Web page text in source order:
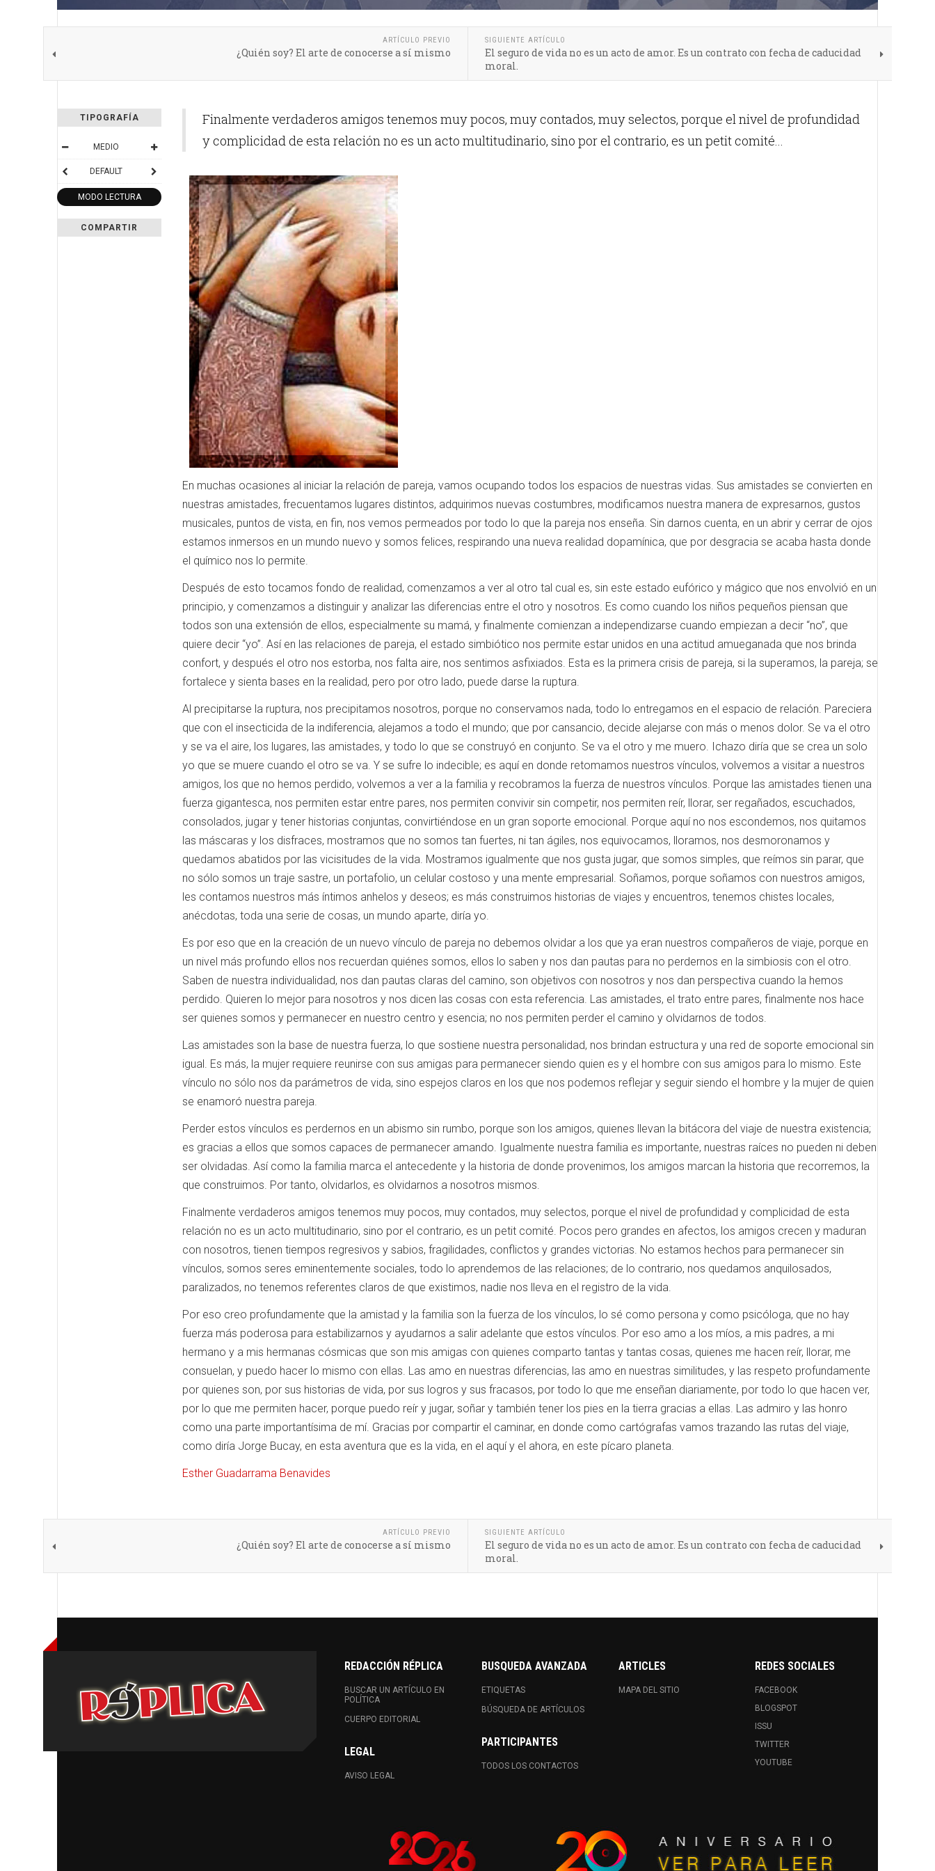
ARTÍCULO PREVIO
¿Quién soy? El arte de conocerse a sí mismo
SIGUIENTE ARTÍCULO
El seguro de vida no es un acto de amor. Es un contrato con fecha de caducidad
moral.
TIPOGRAFÍA
MEDIO
DEFAULT
MODO LECTURA
COMPARTIR
Finalmente verdaderos amigos tenemos muy pocos, muy contados, muy selectos, porque el nivel de profundidad
y complicidad de esta relación no es un acto multitudinario, sino por el contrario, es un petit comité...
En muchas ocasiones al iniciar la relación de pareja, vamos ocupando todos los espacios de nuestras vidas. Sus amistades se convierten en
nuestras amistades, frecuentamos lugares distintos, adquirimos nuevas costumbres, modificamos nuestra manera de expresarnos, gustos
musicales, puntos de vista, en fin, nos vemos permeados por todo lo que la pareja nos enseña. Sin darnos cuenta, en un abrir y cerrar de ojos
estamos inmersos en un mundo nuevo y somos felices, respirando una nueva realidad dopamínica, que por desgracia se acaba hasta donde
el químico nos lo permite.
Después de esto tocamos fondo de realidad, comenzamos a ver al otro tal cual es, sin este estado eufórico y mágico que nos envolvió en un
principio, y comenzamos a distinguir y analizar las diferencias entre el otro y nosotros. Es como cuando los niños pequeños piensan que
todos son una extensión de ellos, especialmente su mamá, y finalmente comienzan a independizarse cuando empiezan a decir “no”, que
quiere decir “yo”. Así en las relaciones de pareja, el estado simbiótico nos permite estar unidos en una actitud amueganada que nos brinda
confort, y después el otro nos estorba, nos falta aire, nos sentimos asfixiados. Esta es la primera crisis de pareja, si la superamos, la pareja; se
fortalece y sienta bases en la realidad, pero por otro lado, puede darse la ruptura.
Al precipitarse la ruptura, nos precipitamos nosotros, porque no conservamos nada, todo lo entregamos en el espacio de relación. Pareciera
que con el insecticida de la indiferencia, alejamos a todo el mundo; que por cansancio, decide alejarse con más o menos dolor. Se va el otro
y se va el aire, los lugares, las amistades, y todo lo que se construyó en conjunto. Se va el otro y me muero. Ichazo diría que se crea un solo
yo que se muere cuando el otro se va. Y se sufre lo indecible; es aquí en donde retomamos nuestros vínculos, volvemos a visitar a nuestros
amigos, los que no hemos perdido, volvemos a ver a la familia y recobramos la fuerza de nuestros vínculos. Porque las amistades tienen una
fuerza gigantesca, nos permiten estar entre pares, nos permiten convivir sin competir, nos permiten reír, llorar, ser regañados, escuchados,
consolados, jugar y tener historias conjuntas, convirtiéndose en un gran soporte emocional. Porque aquí no nos escondemos, nos quitamos
las máscaras y los disfraces, mostramos que no somos tan fuertes, ni tan ágiles, nos equivocamos, lloramos, nos desmoronamos y
quedamos abatidos por las vicisitudes de la vida. Mostramos igualmente que nos gusta jugar, que somos simples, que reímos sin parar, que
no sólo somos un traje sastre, un portafolio, un celular costoso y una mente empresarial. Soñamos, porque soñamos con nuestros amigos,
les contamos nuestros más íntimos anhelos y deseos; es más construimos historias de viajes y encuentros, tenemos chistes locales,
anécdotas, toda una serie de cosas, un mundo aparte, diría yo.
Es por eso que en la creación de un nuevo vínculo de pareja no debemos olvidar a los que ya eran nuestros compañeros de viaje, porque en
un nivel más profundo ellos nos recuerdan quiénes somos, ellos lo saben y nos dan pautas para no perdernos en la simbiosis con el otro.
Saben de nuestra individualidad, nos dan pautas claras del camino, son objetivos con nosotros y nos dan perspectiva cuando la hemos
perdido. Quieren lo mejor para nosotros y nos dicen las cosas con esta referencia. Las amistades, el trato entre pares, finalmente nos hace
ser quienes somos y permanecer en nuestro centro y esencia; no nos permiten perder el camino y olvidarnos de todos.
Las amistades son la base de nuestra fuerza, lo que sostiene nuestra personalidad, nos brindan estructura y una red de soporte emocional sin
igual. Es más, la mujer requiere reunirse con sus amigas para permanecer siendo quien es y el hombre con sus amigos para lo mismo. Este
vínculo no sólo nos da parámetros de vida, sino espejos claros en los que nos podemos reflejar y seguir siendo el hombre y la mujer de quien
se enamoró nuestra pareja.
Perder estos vínculos es perdernos en un abismo sin rumbo, porque son los amigos, quienes llevan la bitácora del viaje de nuestra existencia;
es gracias a ellos que somos capaces de permanecer amando. Igualmente nuestra familia es importante, nuestras raíces no pueden ni deben
ser olvidadas. Así como la familia marca el antecedente y la historia de donde provenimos, los amigos marcan la historia que recorremos, la
que construimos. Por tanto, olvidarlos, es olvidarnos a nosotros mismos.
Finalmente verdaderos amigos tenemos muy pocos, muy contados, muy selectos, porque el nivel de profundidad y complicidad de esta
relación no es un acto multitudinario, sino por el contrario, es un petit comité. Pocos pero grandes en afectos, los amigos crecen y maduran
con nosotros, tienen tiempos regresivos y sabios, fragilidades, conflictos y grandes victorias. No estamos hechos para permanecer sin
vínculos, somos seres eminentemente sociales, todo lo aprendemos de las relaciones; de lo contrario, nos quedamos anquilosados,
paralizados, no tenemos referentes claros de que existimos, nadie nos lleva en el registro de la vida.
Por eso creo profundamente que la amistad y la familia son la fuerza de los vínculos, lo sé como persona y como psicóloga, que no hay
fuerza más poderosa para estabilizarnos y ayudarnos a salir adelante que estos vínculos. Por eso amo a los míos, a mis padres, a mi
hermano y a mis hermanas cósmicas que son mis amigas con quienes comparto tantas y tantas cosas, quienes me hacen reír, llorar, me
consuelan, y puedo hacer lo mismo con ellas. Las amo en nuestras diferencias, las amo en nuestras similitudes, y las respeto profundamente
por quienes son, por sus historias de vida, por sus logros y sus fracasos, por todo lo que me enseñan diariamente, por todo lo que hacen ver,
por lo que me permiten hacer, porque puedo reír y jugar, soñar y también tener los pies en la tierra gracias a ellas. Las admiro y las honro
como una parte importantísima de mí. Gracias por compartir el caminar, en donde como cartógrafas vamos trazando las rutas del viaje,
como diría Jorge Bucay, en esta aventura que es la vida, en el aquí y el ahora, en este pícaro planeta.
Esther Guadarrama Benavides
ARTÍCULO PREVIO
¿Quién soy? El arte de conocerse a sí mismo
SIGUIENTE ARTÍCULO
El seguro de vida no es un acto de amor. Es un contrato con fecha de caducidad
moral.
REDACCIÓN RÉPLICA
BUSCAR UN ARTÍCULO EN
POLÍTICA
CUERPO EDITORIAL
LEGAL
AVISO LEGAL
BUSQUEDA AVANZADA
ETIQUETAS
BÚSQUEDA DE ARTÍCULOS
PARTICIPANTES
TODOS LOS CONTACTOS
ARTICLES
MAPA DEL SITIO
REDES SOCIALES
FACEBOOK
BLOGSPOT
ISSU
TWITTER
YOUTUBE